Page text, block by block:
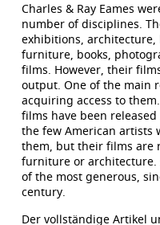
Charles & Ray Eames
number of disciplines.
exhibitions, architecture,
furniture, books,
films. However, their
output. One of the main
acquiring access to
films have been
the few American artists
them, but their films are
furniture or architecture.
of the most generous,
century.
Der vollständige Artikel